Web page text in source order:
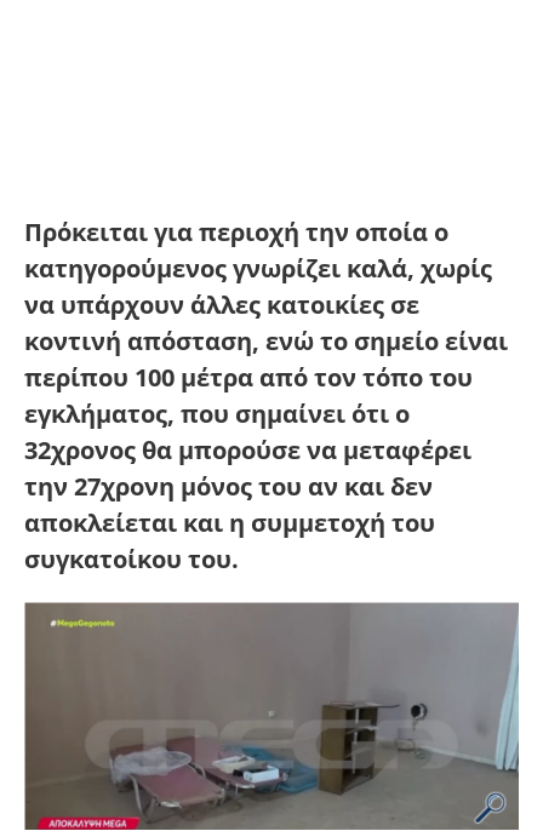
Πρόκειται για περιοχή την οποία ο
κατηγορούμενος γνωρίζει καλά, χωρίς
να υπάρχουν άλλες κατοικίες σε
κοντινή απόσταση, ενώ το σημείο είναι
περίπου 100 μέτρα από τον τόπο του
εγκλήματος, που σημαίνει ότι ο
32χρονος θα μπορούσε να μεταφέρει
την 27χρονη μόνος του αν και δεν
αποκλείεται και η συμμετοχή του
συγκατοίκου του.